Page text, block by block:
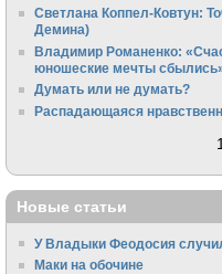
Светлана Коппел-Ковтун:
Демина)
Владимир Романенко:
юношеские мечты
Думать или не думать?
Распадающаяся
Новые статьи
У Владыки Феодосия
Маки на обочине